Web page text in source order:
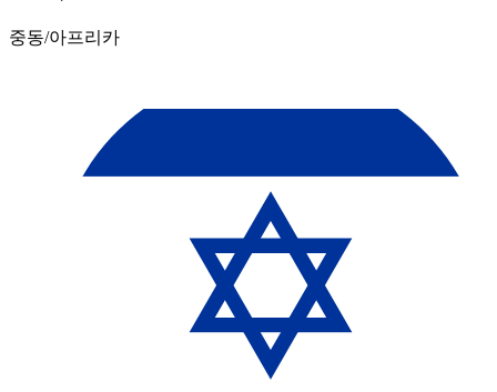
중동/아프리카​​